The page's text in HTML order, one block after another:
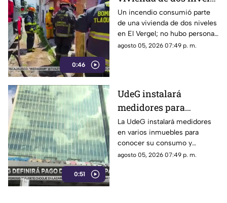
0:46
en la colonia El Vergel
Un incendio consumió parte
de una vivienda de dos niveles
en El Vergel; no hubo personas
lesionadas y se evitó que el
agosto 05, 2026 07:49 p. m.
0:51
UdeG instalará
medidores para
comenzar a pagar
consumo de agua al
SIAPA
La UdeG instalará medidores
en varios inmuebles para
conocer su consumo y
comenzar a pagar al SIAPA a
agosto 05, 2026 07:49 p. m.